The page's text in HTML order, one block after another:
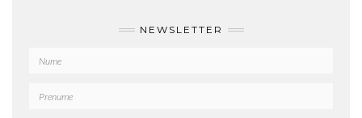
NEWSLETTER